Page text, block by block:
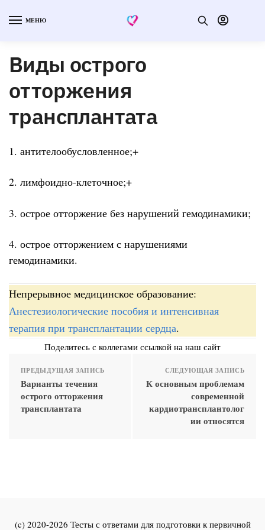
МЕНЮ
Виды острого
отторжения
трансплантата
1. антителообусловленное;+
2. лимфоидно-клеточное;+
3. острое отторжение без нарушений гемодинамики;
4. острое отторжением с нарушениями
гемодинамики.
Непрерывное медицинское образование:
Анестезиологические пособия и интенсивная
терапия при трансплантации сердца.
Поделитесь с коллегами ссылкой на наш сайт
ПРЕДЫДУЩАЯ ЗАПИСЬ
Варианты течения
острого отторжения
трансплантата
СЛЕДУЮЩАЯ ЗАПИСЬ
К основным проблемам
современной
кардиотрансплантолог
ии относятся
(c) 2020-2026 Тесты с ответами для подготовки к первичной